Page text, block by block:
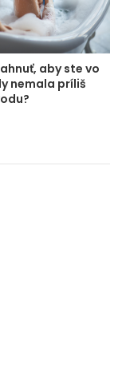
aby ste vo
nemala príliš